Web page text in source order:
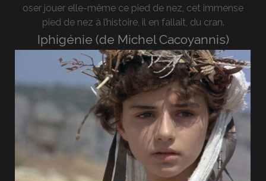
oser jouer elle-même ce pied de nez, cet immense
pied de nez à l’histoire, il en fallait, du cran.
Iphigénie (de Michel Cacoyannis)